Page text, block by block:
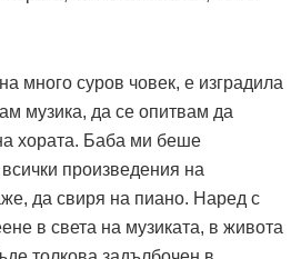
много суров човек, е изградила
музика, да се опитвам да
хората. Баба ми беше
произведения на
да свиря на пиано. Наред с
в света на музиката, в живота